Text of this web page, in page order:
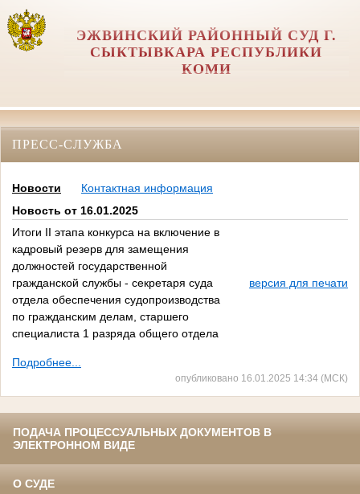
ЭЖВИНСКИЙ РАЙОННЫЙ СУД Г.
СЫКТЫВКАРА РЕСПУБЛИКИ
КОМИ
ПРЕСС-СЛУЖБА
Новости
Контактная информация
Новость от 16.01.2025
Итоги II этапа конкурса на включение в
кадровый резерв для замещения
должностей государственной
гражданской службы - секретаря суда
отдела обеспечения судопроизводства
по гражданским делам, старшего
специалиста 1 разряда общего отдела
версия для печати
Подробнее...
опубликовано 16.01.2025 14:34 (МСК)
ПОДАЧА ПРОЦЕССУАЛЬНЫХ ДОКУМЕНТОВ В
ЭЛЕКТРОННОМ ВИДЕ
О СУДЕ